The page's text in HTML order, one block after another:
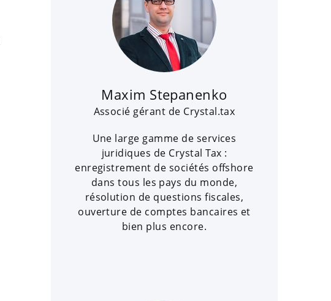
Maxim Stepanenko
Associé gérant de Crystal.tax
Une large gamme de services
juridiques de Crystal Tax :
enregistrement de sociétés offshore
dans tous les pays du monde,
résolution de questions fiscales,
ouverture de comptes bancaires et
bien plus encore.